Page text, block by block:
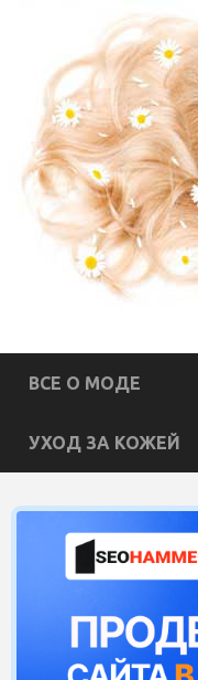
ВСЕ О МОДЕ
УХОД ЗА КОЖЕЙ